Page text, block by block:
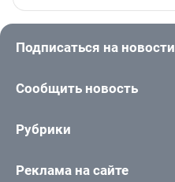
Подписаться на новости
Сообщить новость
Рубрики
Реклама на сайте